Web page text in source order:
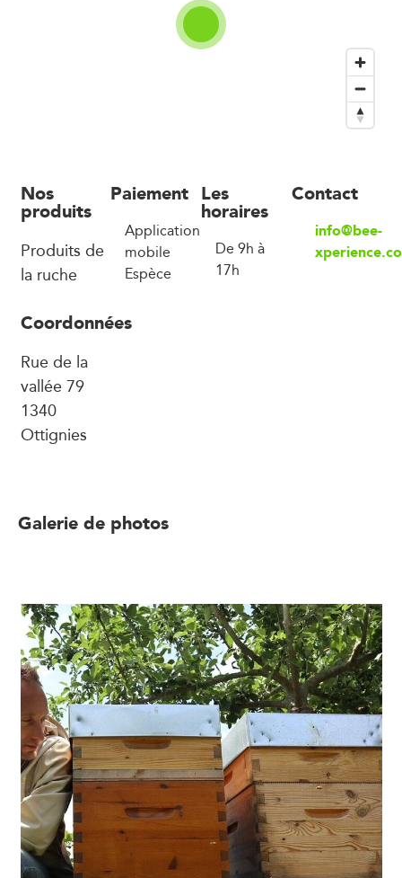
Nos
produits
Produits de
la ruche
Paiement
Application
mobile
Espèce
Les
horaires
De 9h à
17h
Contact
info@bee-
Coordonnées
Rue de la
vallée 79
1340
Ottignies
Galerie de photos